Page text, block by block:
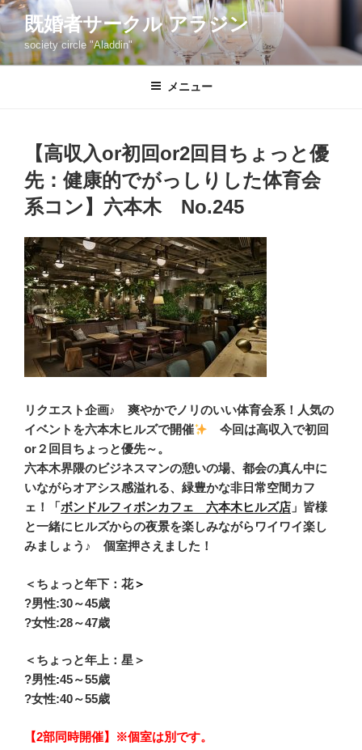
コ
ン
テ
ン
既婚者サークル アラジン
society circle "Aladdin"
メニュー
【高収入or初回or2回目ちょっと優
先：健康的でがっしりした体育会
系コン】六本木 No.245
リクエスト企画♪ 爽やかでノリのいい体育会系！人気の
イベントを六本木ヒルズで開催
今回は高収入で初回
or２回目ちょっと優先～。
六本木界隈のビジネスマンの憩いの場、都会の真ん中に
いながらオアシス感溢れる、緑豊かな非日常空間カフ
ェ！「ボンドルフィボンカフェ 六本木ヒルズ店 」皆様
と一緒にヒルズからの夜景を楽しみながらワイワイ楽し
みましょう♪
個室押さえました！
＜ちょっと年下：花＞
?男性:30～45歳
?女性:28～47歳
＜ちょっと年上：星＞
?男性:45～55歳
?女性:40～55歳
【2部同時開催】※個室は別です。